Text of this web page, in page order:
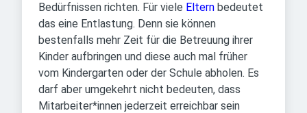
Bedürfnissen richten. Für viele Eltern bedeutet
das eine Entlastung. Denn sie können
bestenfalls mehr Zeit für die Betreuung ihrer
Kinder aufbringen und diese auch mal früher
vom Kindergarten oder der Schule abholen. Es
darf aber umgekehrt nicht bedeuten, dass
Mitarbeiter*innen jederzeit erreichbar sein